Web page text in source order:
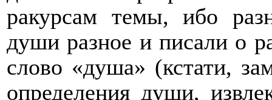
ракурсам темы, ибо
души разное и писали о
слово «душа» (кстати,
определения души,